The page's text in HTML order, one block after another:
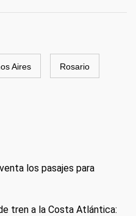
Aires Rosario
los pasajes para
tren a la Costa Atlántica: